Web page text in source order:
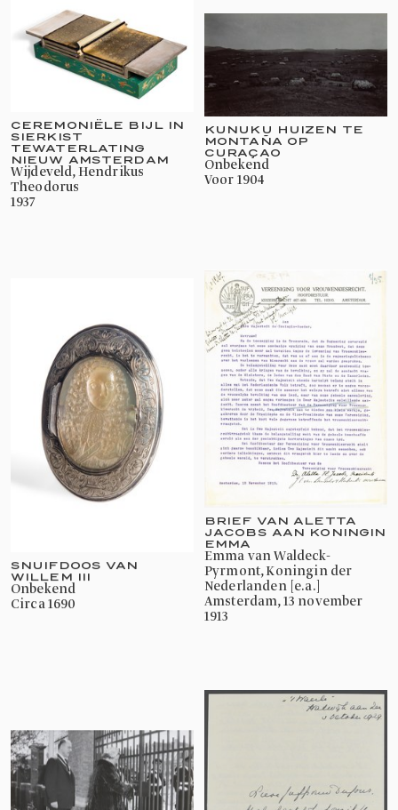
CEREMONIËLE BIJL IN
SIERKIST
TEWATERLATING
NIEUW AMSTERDAM
Wijdeveld, Hendrikus
Theodorus
1937
KUNUKU HUIZEN TE
MONTAÑA OP
CURAÇAO
onbekend
voor 1904
SNUIFDOOS VAN
WILLEM III
onbekend
circa 1690
BRIEF VAN ALETTA
JACOBS AAN KONINGIN
EMMA
Emma van Waldeck-
Pyrmont, Koningin der
Nederlanden [e.a.]
Amsterdam, 13 november
1913